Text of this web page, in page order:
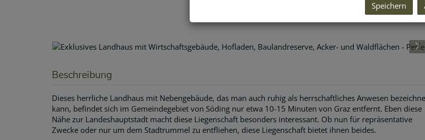
Beschreibung
Dieses herrliche Landhaus mit Nebengebäude, das man auch ruhig als herrschaftliches Anwesen
kann, befindet sich im Gemeindegebiet von Söding nur etwa 10-15 Minuten von Graz entfernt. Eben diese
Nähe zur Landeshauptstadt macht diese Liegenschaft besonders interessant. Ob nun für repräsentative
Zwecke oder nur um dem Stadtrummel zu entfliehen, diese Liegenschaft bietet ihnen beides.
Speichern